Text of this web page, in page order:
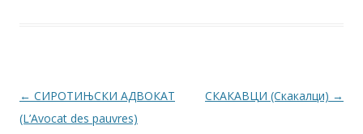
Post navigation
← СИРОТИЊСКИ АДВОКАТ
(L’Avocat des pauvres)
СКАКАВЦИ (Скакалци) →